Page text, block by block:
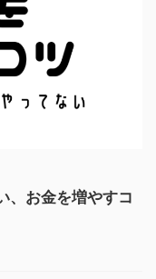
、お金を増やすコ